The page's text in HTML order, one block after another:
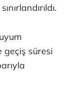
geçiş süresi